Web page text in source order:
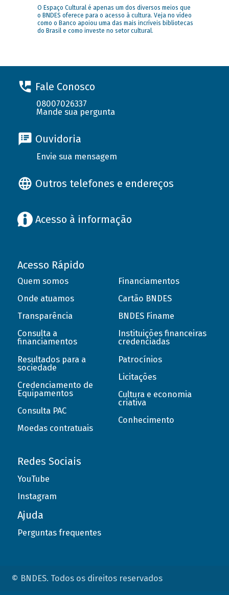
O Espaço Cultural é apenas um dos diversos meios que
o BNDES oferece para o acesso à cultura. Veja no vídeo
como o Banco apoiou uma das mais incríveis bibliotecas
do Brasil e como investe no setor cultural.
Fale Conosco
08007026337
Mande sua pergunta
Ouvidoria
Envie sua mensagem
Outros telefones e endereços
Acesso à informação
Acesso Rápido
Quem somos
Onde atuamos
Transparência
Consulta a
financiamentos
Resultados para a
sociedade
Credenciamento de
Equipamentos
Consulta PAC
Moedas contratuais
Financiamentos
Cartão BNDES
BNDES Finame
Instituições financeiras
credenciadas
Patrocínios
Licitações
Cultura e economia
criativa
Conhecimento
Redes Sociais
YouTube
Instagram
Ajuda
Perguntas frequentes
© BNDES. Todos os direitos reservados